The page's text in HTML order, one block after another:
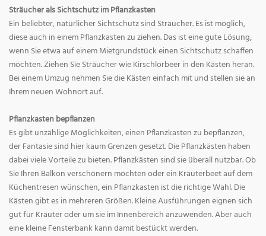
Sträucher als Sichtschutz im Pflanzkasten
Ein beliebter, natürlicher Sichtschutz sind Sträucher. Es ist möglich,
diese auch in einem Pflanzkasten zu ziehen. Das ist eine gute Lösung,
wenn Sie etwa auf einem Mietgrundstück einen Sichtschutz schaffen
möchten. Ziehen Sie Sträucher wie Kirschlorbeer in den Kästen heran.
Bei einem Umzug nehmen Sie die Kästen einfach mit und stellen sie an
Ihrem neuen Wohnort auf.
Pflanzkasten bepflanzen
Es gibt unzählige Möglichkeiten, einen Pflanzkasten zu bepflanzen,
der Fantasie sind hier kaum Grenzen gesetzt. Die Pflanzkästen haben
dabei viele Vorteile zu bieten. Pflanzkästen sind sie überall nutzbar. Ob
Sie Ihren Balkon verschönern möchten oder ein Kräuterbeet auf dem
Küchentresen wünschen, ein Pflanzkasten ist die richtige Wahl. Die
Kästen gibt es in mehreren Größen. Kleine Ausführungen eignen sich
gut für Kräuter oder um sie im Innenbereich anzuwenden. Aber auch
eine kleine Fensterbank kann damit bestückt werden.